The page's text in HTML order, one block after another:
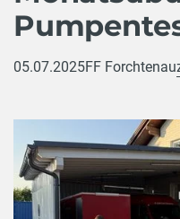
05.07.2025FF Forchtenau